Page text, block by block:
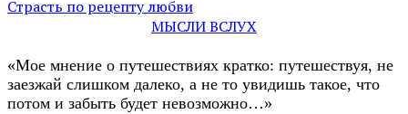
Страсть по рецепту любви
МЫСЛИ ВСЛУХ
«Мое мнение о путешествиях кратко: путешествуя, не
заезжай слишком далеко, а не то увидишь такое, что
потом и забыть будет невозможно…»